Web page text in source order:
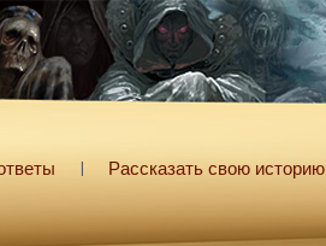
Рассказать свою историю